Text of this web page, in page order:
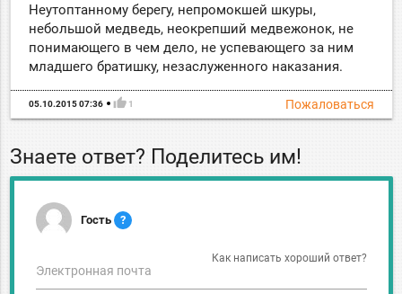
Неутоптанному берегу, непромокшей шкуры,
небольшой медведь, неокрепший медвежонок, не
понимающего в чем дело, не успевающего за ним
младшего братишку, незаслуженного наказания.
Пожаловаться
05.10.2015 07:36 thumb_up 1
Знаете ответ? Поделитесь им!
Гость ?
Как написать хороший ответ?
Электронная почта